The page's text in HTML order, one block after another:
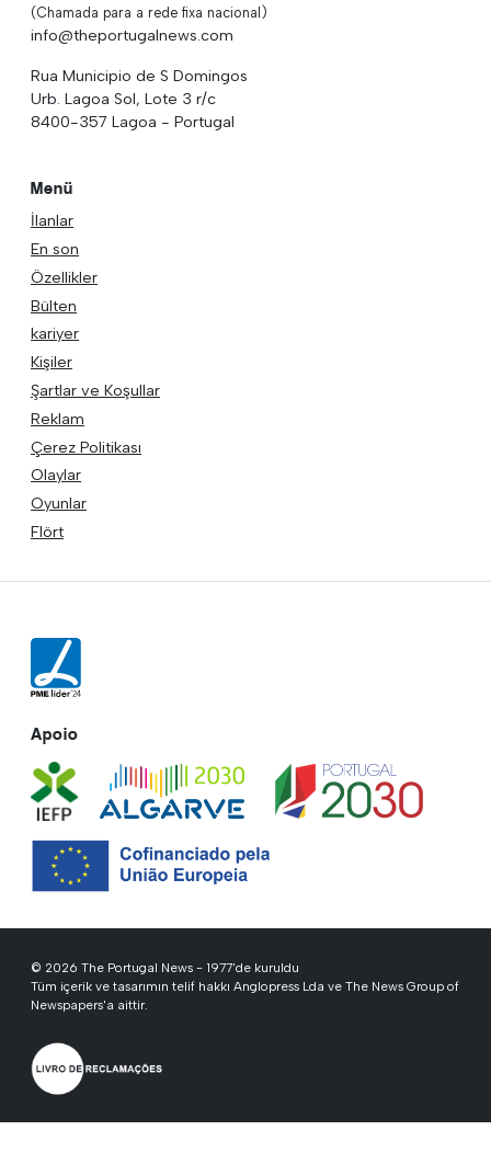
(Chamada para a rede fixa nacional)
info@theportugalnews.com
Rua Municipio de S Domingos
Urb. Lagoa Sol, Lote 3 r/c
8400-357 Lagoa - Portugal
Menü
İlanlar
En son
Özellikler
Bülten
kariyer
Kişiler
Şartlar ve Koşullar
Reklam
Çerez Politikası
Olaylar
Oyunlar
Flört
Apoio
© 2026 The Portugal News - 1977'de kuruldu
Tüm içerik ve tasarımın telif hakkı Anglopress Lda ve The News Group of
Newspapers'a aittir.